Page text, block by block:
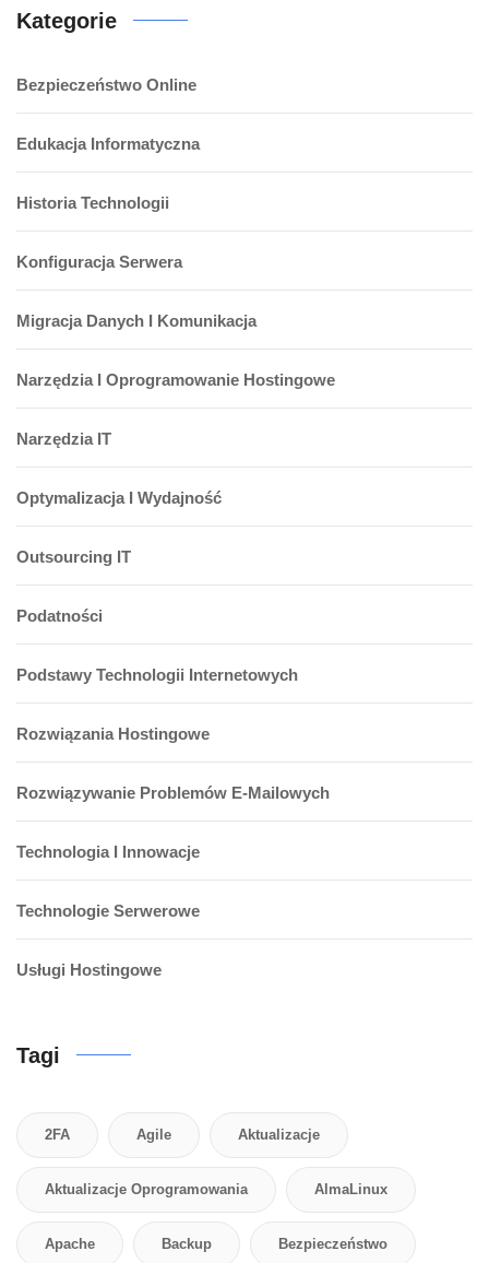
Kategorie
Bezpieczeństwo Online
Edukacja Informatyczna
Historia Technologii
Konfiguracja Serwera
Migracja Danych I Komunikacja
Narzędzia I Oprogramowanie Hostingowe
Narzędzia IT
Optymalizacja I Wydajność
Outsourcing IT
Podatności
Podstawy Technologii Internetowych
Rozwiązania Hostingowe
Rozwiązywanie Problemów E-Mailowych
Technologia I Innowacje
Technologie Serwerowe
Usługi Hostingowe
Tagi
2FA Agile Aktualizacje
Aktualizacje Oprogramowania AlmaLinux
Apache Backup Bezpieczeństwo